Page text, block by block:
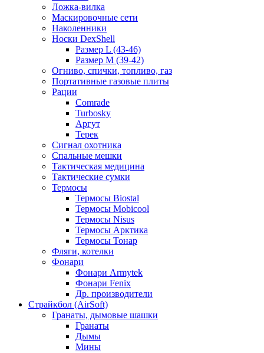
Ложка-вилка
Маскировочные сети
Наколенники
Носки DexShell
Размер L (43-46)
Размер M (39-42)
Огниво, спички, топливо, газ
Портативные газовые плиты
Рации
Comrade
Turbosky
Аргут
Терек
Сигнал охотника
Спальные мешки
Тактическая медицина
Тактические сумки
Термосы
Термосы Biostal
Термосы Mobicool
Термосы Nisus
Термосы Арктика
Термосы Тонар
Фляги, котелки
Фонари
Фонари Armytek
Фонари Fenix
Др. производители
Страйкбол (AirSoft)
Гранаты, дымовые шашки
Гранаты
Дымы
Мины